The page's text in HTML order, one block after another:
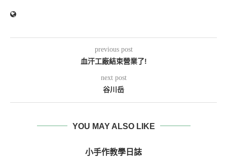
previous post
血汗工廠結束營業了!
next post
谷川岳
YOU MAY ALSO LIKE
小手作教學日誌